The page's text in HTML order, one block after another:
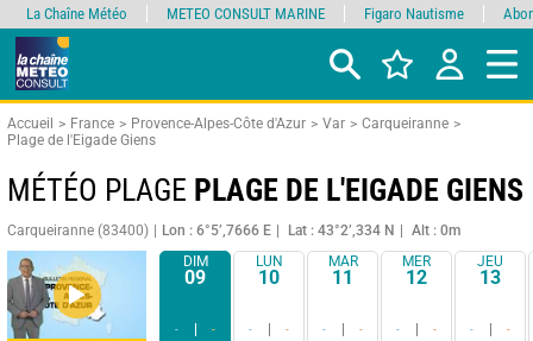
Accueil France Provence-Alpes-Côte d'Azur Var
Carqueiranne
Plage de l'Eigade Giens
MÉTÉO PLAGE PLAGE DE L'EIGADE GIENS
Carqueiranne (83400) Lon : 6°5’,7666 E Lat : 43°2’,334 N Alt : 0m
DIM
09
- -
LUN
10
- -
MAR
11
- -
MER
12
- -
JEU
13
- -
La Chaîne Météo METEO CONSULT MARINE Figaro Nautisme